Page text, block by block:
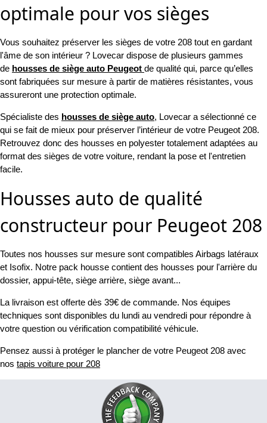
optimale pour vos sièges
Vous souhaitez préserver les sièges de votre 208 tout en gardant
l'âme de son intérieur ? Lovecar dispose de plusieurs gammes
de housses de siège auto Peugeot de qualité qui, parce qu’elles
sont fabriquées sur mesure à partir de matières résistantes, vous
assureront une protection optimale.
Spécialiste des housses de siège auto, Lovecar a sélectionné ce
qui se fait de mieux pour préserver l’intérieur de votre Peugeot 208.
Retrouvez donc des housses en polyester totalement adaptées au
format des sièges de votre voiture, rendant la pose et l'entretien
facile.
Housses auto de qualité
constructeur pour Peugeot 208
Toutes nos housses sur mesure sont compatibles Airbags latéraux
et Isofix. Notre pack housse contient des housses pour l'arrière du
dossier, appui-tête, siège arrière, siège avant...
La livraison est offerte dès 39€ de commande. Nos équipes
techniques sont disponibles du lundi au vendredi pour répondre à
votre question ou vérification compatibilité véhicule.
Pensez aussi à protéger le plancher de votre Peugeot 208 avec
nos tapis voiture pour 208